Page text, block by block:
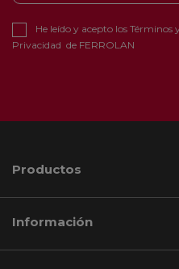
He leído y acepto los Términos
Privacidad de FERROLAN
Productos
Información